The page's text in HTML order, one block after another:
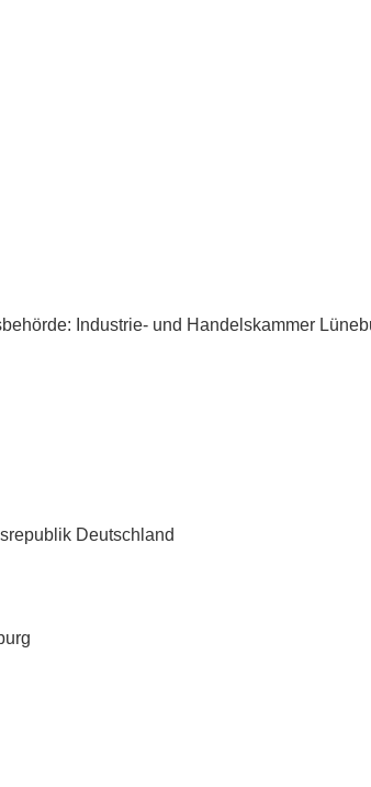
Industrie- und Handelskammer
Deutschland